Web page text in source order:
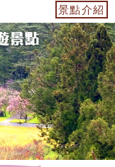
景點介紹